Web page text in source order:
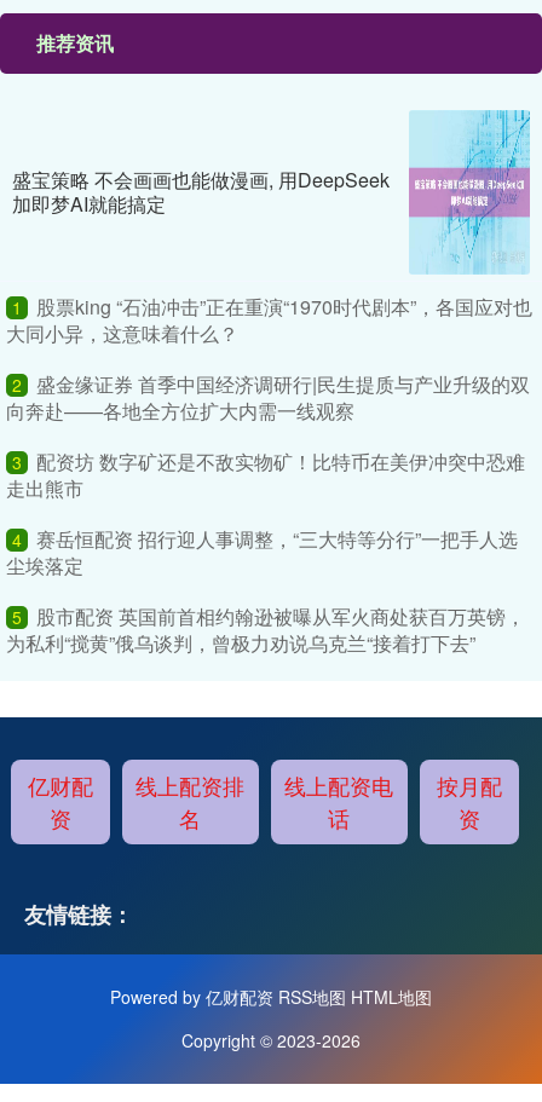
推荐资讯
盛宝策略 不会画画也能做漫画, 用DeepSeek
加即梦AI就能搞定
1
股票king “石油冲击”正在重演“1970时代剧本”，各国应对也
大同小异，这意味着什么？
2
盛金缘证券 首季中国经济调研行|民生提质与产业升级的双
向奔赴——各地全方位扩大内需一线观察
3
配资坊 数字矿还是不敌实物矿！比特币在美伊冲突中恐难
走出熊市
4 赛岳恒配资 招行迎人事调整，“三大特等分行”一把手人选
尘埃落定
5
股市配资 英国前首相约翰逊被曝从军火商处获百万英镑，
为私利“搅黄”俄乌谈判，曾极力劝说乌克兰“接着打下去”
亿财配
资
线上配资排
名
线上配资电
话
按月配
资
友情链接：
Powered by 亿财配资 RSS地图 HTML地图
Copyright © 2023-2026